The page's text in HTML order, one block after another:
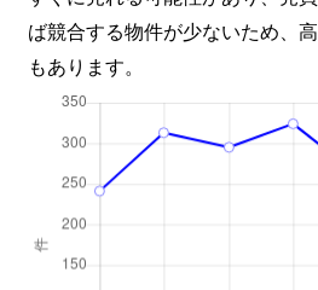
ば競合する物件が少ないため、
もあります。